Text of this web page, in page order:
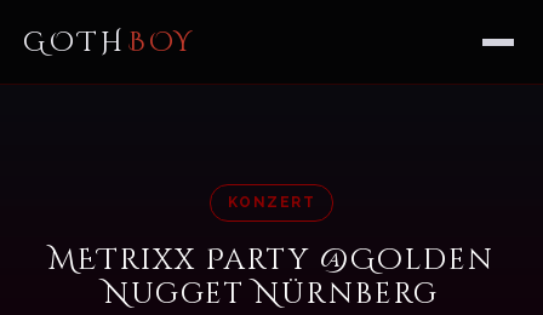
GOTH BOY
KONZERT
METrixx Party @Golden
Nugget Nürnberg